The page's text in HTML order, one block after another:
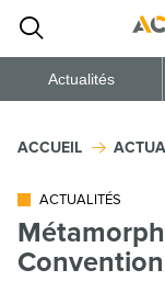
Actualités
ACCUEIL
ACTUALITÉS